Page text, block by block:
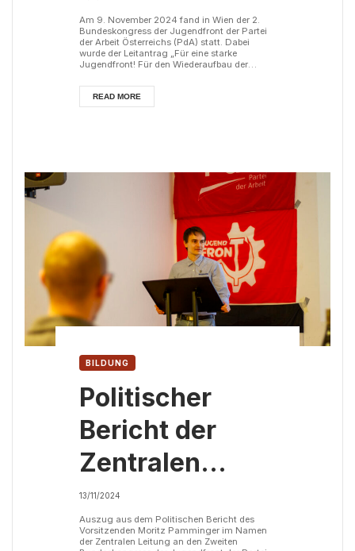
der
kommunistischen
Jugendbewegung
Am 9. November 2024 fand in Wien der 2.
Bundeskongress der Jugendfront der Partei
der Arbeit Österreichs (PdA) statt. Dabei
wurde der Leitantrag „Für eine starke
Jugendfront! Für den Wiederaufbau der
Österreich!“ beschlossen. Die nationalen und
internationalen Entwicklungen des
imperialistischen Systems seit dem
READ MORE
BILDUNG
Politischer
Bericht der
Zentralen
Leitung an den
Zweiten
13/11/2024
Auszug aus dem Politischen Bericht des
Vorsitzenden Moritz Pamminger im Namen
der Zentralen Leitung an den Zweiten